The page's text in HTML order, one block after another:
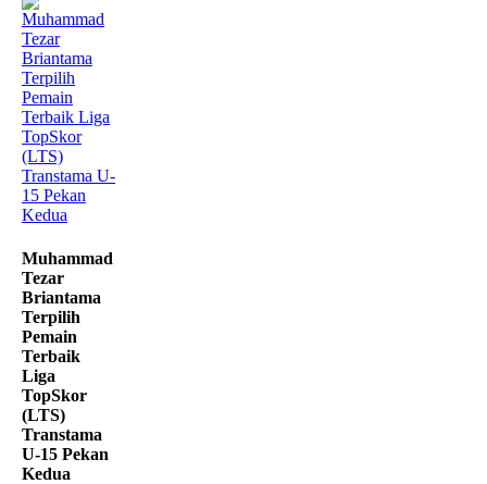
Muhammad
Tezar
Briantama
Terpilih
Pemain
Terbaik
Liga
TopSkor
(LTS)
Transtama
U-15 Pekan
Kedua